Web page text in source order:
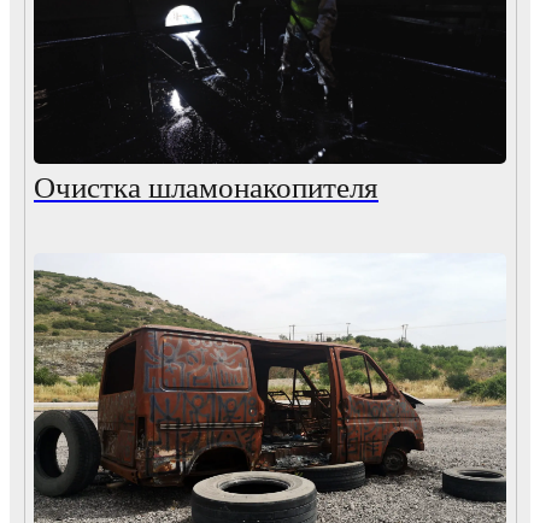
Очистка шламонакопителя